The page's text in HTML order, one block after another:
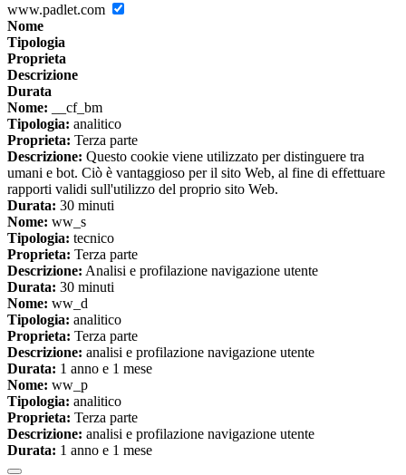
www.padlet.com
Nome
Tipologia
Proprieta
Descrizione
Durata
Nome: __cf_bm
Tipologia: analitico
Proprieta: Terza parte
Descrizione: Questo cookie viene utilizzato per distinguere tra
umani e bot. Ciò è vantaggioso per il sito Web, al fine di effettuare
rapporti validi sull'utilizzo del proprio sito Web.
Durata: 30 minuti
Nome: ww_s
Tipologia: tecnico
Proprieta: Terza parte
Descrizione: Analisi e profilazione navigazione utente
Durata: 30 minuti
Nome: ww_d
Tipologia: analitico
Proprieta: Terza parte
Descrizione: analisi e profilazione navigazione utente
Durata: 1 anno e 1 mese
Nome: ww_p
Tipologia: analitico
Proprieta: Terza parte
Descrizione: analisi e profilazione navigazione utente
Durata: 1 anno e 1 mese